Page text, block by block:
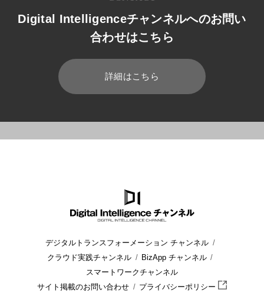
Digital Intelligenceチャンネルへのお問い
合わせはこちら
詳細はこちら
デジタルトランスフォーメーション チャンネル
クラウド実践チャンネル
BizApp チャンネル
スマートワークチャンネル
サイト掲載のお問い合わせ
プライバシーポリシー